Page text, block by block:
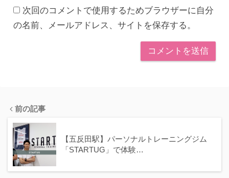
次回のコメントで使用するためブラウザーに自分
の名前、メールアドレス、サイトを保存する。
前の記事
【五反田駅】パーソナルトレーニングジム
「STARTUG」で体験…